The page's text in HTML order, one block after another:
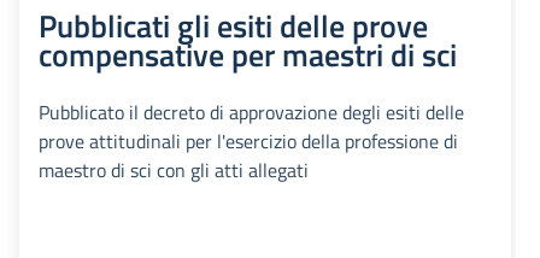
Pubblicati gli esiti delle prove
compensative per maestri di sci
Pubblicato il decreto di approvazione degli esiti delle
prove attitudinali per l'esercizio della professione di
maestro di sci con gli atti allegati